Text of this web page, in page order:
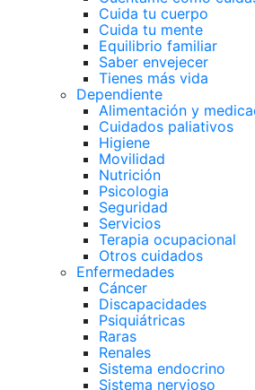
Cuida tu cuerpo
Cuida tu mente
Equilibrio familiar
Saber envejecer
Tienes más vida
Dependiente
Alimentación y
Cuidados paliativos
Higiene
Movilidad
Nutrición
Psicologia
Seguridad
Servicios
Terapia ocupacional
Otros cuidados
Enfermedades
Cáncer
Discapacidades
Psiquiátricas
Raras
Renales
Sistema endocrino
Sistema nervioso